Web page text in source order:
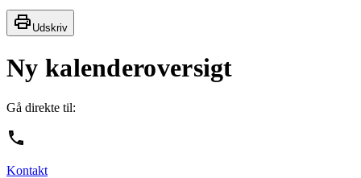
Udskriv
Ny kalenderoversigt
Gå direkte til:
Kontakt